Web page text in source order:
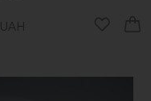
UAH